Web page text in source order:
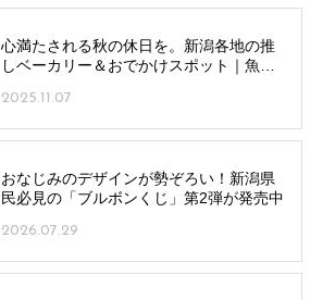
心満たされる秋の休日を。新潟各地の推
しベーカリー＆おでかけスポット｜魚沼･
2025.11.07
おなじみのデザインが勢ぞろい！新潟県
民必見の「ブルボンくじ」第2弾が発売中
2026.07.29